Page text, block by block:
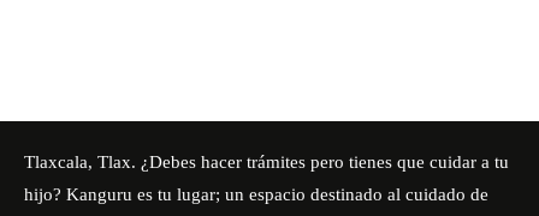
Tlaxcala, Tlax. ¿Debes hacer trámites pero tienes que cuidar a tu
hijo? Kanguru es tu lugar; un espacio destinado al cuidado de